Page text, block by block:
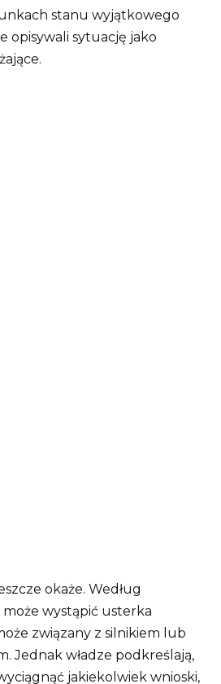
stanu wyjątkowego
opisywali sytuację jako
okaże. Według
wystąpić usterka
związany z silnikiem lub
Jednak władze podkreślają,
jakiekolwiek wnioski,